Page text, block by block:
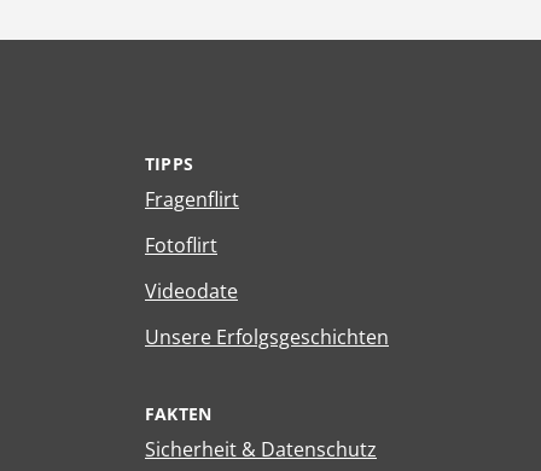
TIPPS
Fragenflirt
Fotoflirt
Videodate
Unsere Erfolgsgeschichten
FAKTEN
Sicherheit & Datenschutz